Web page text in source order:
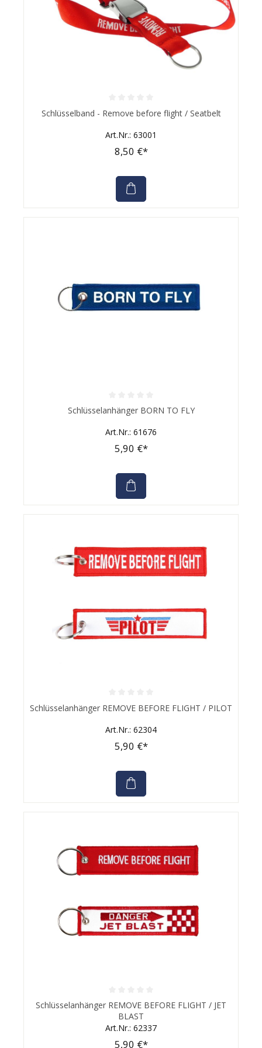
Durchschnittliche Bewertung von 0 von 5 Sternen
Schlüsselband - Remove before flight / Seatbelt
Art.Nr.: 63001
8,50 €*
Durchschnittliche Bewertung von 0 von 5 Sternen
Schlüsselanhänger BORN TO FLY
Art.Nr.: 61676
5,90 €*
Durchschnittliche Bewertung von 0 von 5 Sternen
Schlüsselanhänger REMOVE BEFORE FLIGHT / PILOT
Art.Nr.: 62304
5,90 €*
Durchschnittliche Bewertung von 0 von 5 Sternen
Schlüsselanhänger REMOVE BEFORE FLIGHT / JET
BLAST
Art.Nr.: 62337
5,90 €*